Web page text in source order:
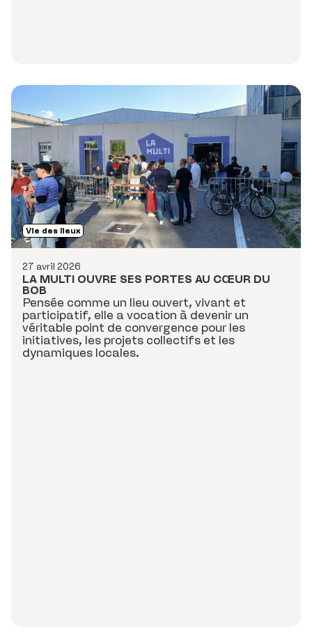
27 avril 2026
Vie des lieux
LA MULTI OUVRE SES PORTES AU CŒUR DU
BOB
Pensée comme un lieu ouvert, vivant et
participatif, elle a vocation à devenir un
véritable point de convergence pour les
initiatives, les projets collectifs et les
dynamiques locales.